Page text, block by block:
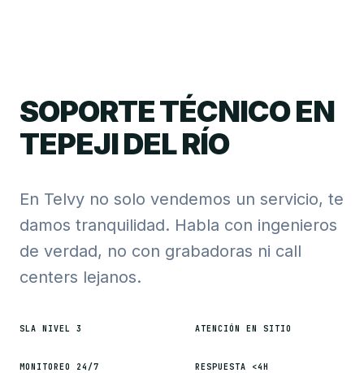
SOPORTE TÉCNICO EN
TEPEJI DEL RÍO
En Telvy no solo vendemos un servicio, te
damos tranquilidad. Habla con ingenieros
de verdad, no con grabadoras ni call
centers lejanos.
SLA NIVEL 3 ATENCIÓN EN SITIO
MONITOREO 24/7 RESPUESTA <4H